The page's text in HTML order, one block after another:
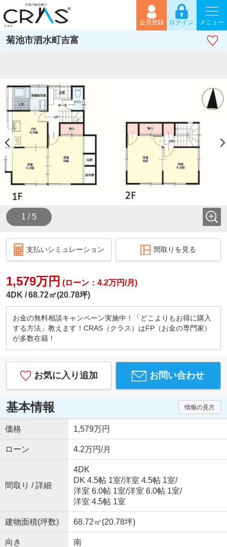
会員登録 ログイン メニュー
菊池市泗水町吉富
1 / 5
支払いシミュレーション 間取りを見る
1,579万円 (ローン：4.2万円/月)
4DK
68.72㎡(20.78坪)
お金の無料相談キャンペーン実施中！「どこよりもお得に購入
する方法」教えます！CRAS（クラス）はFP（お金の専門家）
が多数在籍！
お気に入り追加 お問い合わせ
基本情報 情報の見方
価格 1,579万円
ローン 4.2万円/月
間取り / 詳細
4DK
DK 4.5帖 1室/洋室 4.5帖 1室/
洋室 6.0帖 1室/洋室 6.0帖 1室/
洋室 4.5帖 1室
建物面積(坪数) 68.72㎡(20.78坪)
向き 南